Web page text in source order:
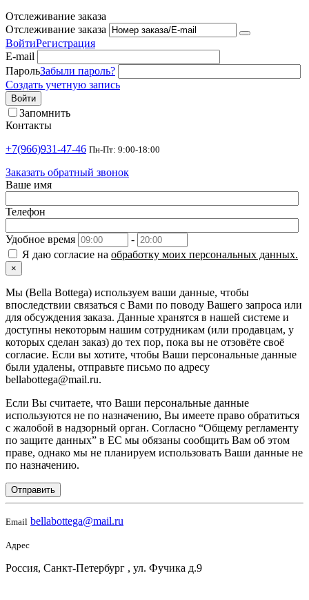
Отслеживание заказа
Отслеживание заказа
ВойтиРегистрация
E-mail
ПарольЗабыли пароль?
Создать учетную запись
Войти
Запомнить
Контакты
+7(966)931-47-46 Пн-Пт: 9:00-18:00
Заказать обратный звонок
Ваше имя
Телефон
Удобное время
-
Я даю согласие на обработку моих персональных данных.
×
Мы (Bella Bottega) используем ваши данные, чтобы
впоследствии связаться с Вами по поводу Вашего запроса или
для обсуждения заказа. Данные хранятся в нашей системе и
доступны некоторым нашим сотрудникам (или продавцам, у
которых сделан заказ) до тех пор, пока вы не отзовёте своё
согласие. Если вы хотите, чтобы Ваши персональные данные
были удалены, отправьте письмо по адресу
bellabottega@mail.ru.
Если Вы считаете, что Ваши персональные данные
используются не по назначению, Вы имеете право обратиться
с жалобой в надзорный орган. Согласно “Общему регламенту
по защите данных” в ЕС мы обязаны сообщить Вам об этом
праве, однако мы не планируем использовать Ваши данные не
по назначению.
Отправить
Email bellabottega@mail.ru
Адрес
Россия, Санкт-Петербург , ул. Фучика д.9